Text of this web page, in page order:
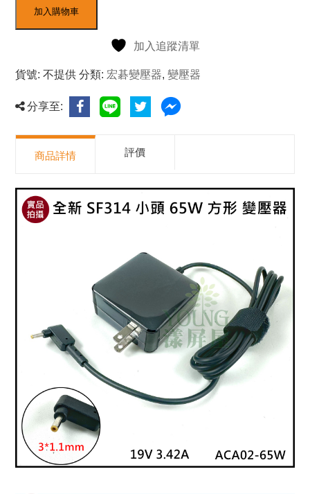
加入購物車
加入追蹤清單
貨號:不提供 分類: 宏碁變壓器,變壓器
分享至:
商品詳情 評價